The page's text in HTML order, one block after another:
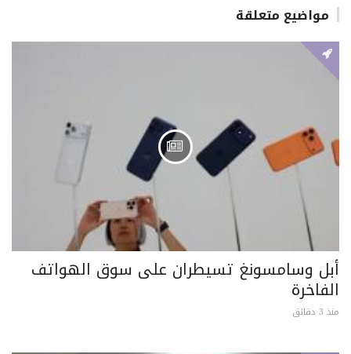
مواضيع متعلقة
أبل وسامسونغ تسيطران على سوق الهواتف
الفاخرة
منذ 3 دقائق